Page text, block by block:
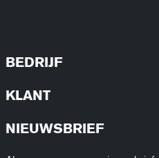
BEDRIJF
KLANT
NIEUWSBRIEF